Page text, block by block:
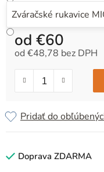
Zváračské rukavice
od €60
od €48,78 bez DPH
Pridať do
Doprava ZDARMA